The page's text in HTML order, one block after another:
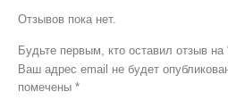
Отзывов пока нет.
Будьте первым, кто оставил отзыв на
Ваш адрес email не будет
помечены *